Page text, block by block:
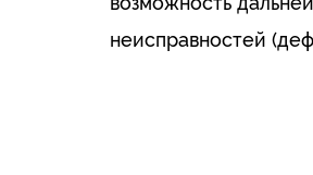
неисправностей